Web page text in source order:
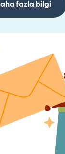
fazla bilgi